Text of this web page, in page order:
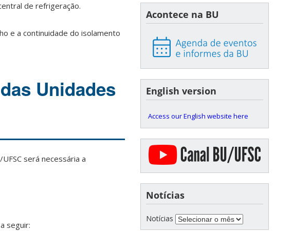
de refrigeração.
e a continuidade do isolamento
Unidades
será necessária a
seguir:
Acontece na BU
English version
Access our English website here
Notícias
Notícias